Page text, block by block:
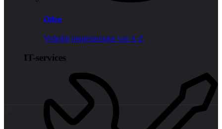
Odoo
Volledig implementatie van A-Z
IT-services